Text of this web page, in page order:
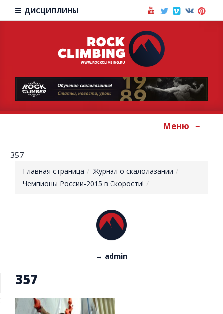
ДИСЦИПЛИНЫ
Меню ≡
357
Главная страница
Журнал о скалолазании
Чемпионы России-2015 в Скорости!
→ admin
357